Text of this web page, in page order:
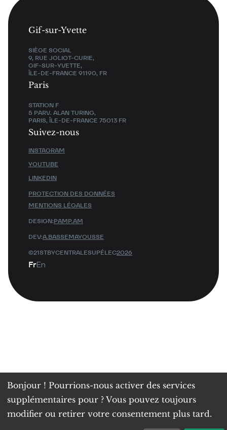
Gif-sur-Yvette
SIÈGE SOCIAL
9, RUE JOLIOT-CURIE,
GIF-SUR-YVETTE,
ÎLE-DE-FRANCE 91190, FR
Paris
STATION F
5 PARV. ALAN TURING,
PARIS, ÎLE-DE-FRANCE 75013 FR
Suivez-nous
INSTAGRAM
YOUTUBE
LINKEDIN
FrEn
©21STBYCENTRALESUPÉLEC2026
DESIGN:PAMP.AM
DEV:A.BASSEMAYOUSSE
PROTECTION DES DONNÉES
MENTIONS LÉGALES
Bonjour ! Pourrions-nous activer des services
supplémentaires pour ? Vous pouvez toujours
modifier ou retirer votre consentement plus tard.